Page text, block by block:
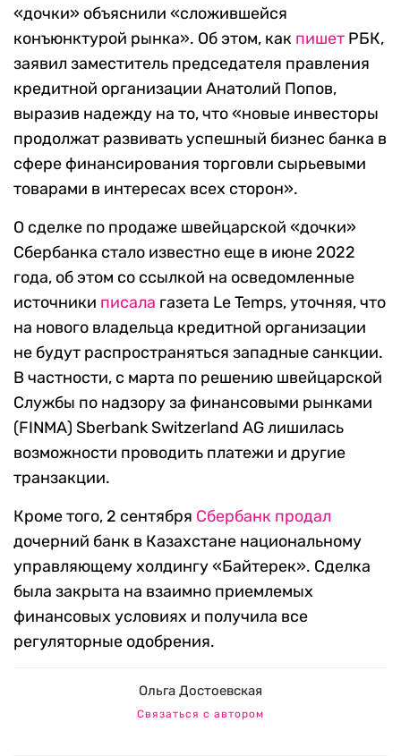
«дочки» объяснили «сложившейся
конъюнктурой рынка». Об этом, как пишет РБК,
заявил заместитель председателя правления
кредитной организации Анатолий Попов,
выразив надежду на то, что «новые инвесторы
продолжат развивать успешный бизнес банка в
сфере финансирования торговли сырьевыми
товарами в интересах всех сторон».
О сделке по продаже швейцарской «дочки»
Сбербанка стало известно еще в июне 2022
года, об этом со ссылкой на осведомленные
источники писала газета Le Temps, уточняя, что
на нового владельца кредитной организации
не будут распространяться западные санкции.
В частности, с марта по решению швейцарской
Службы по надзору за финансовыми рынками
(FINMA) Sberbank Switzerland AG лишилась
возможности проводить платежи и другие
транзакции.
Кроме того, 2 сентября Сбербанк продал
дочерний банк в Казахстане национальному
управляющему холдингу «Байтерек». Сделка
была закрыта на взаимно приемлемых
финансовых условиях и получила все
регуляторные одобрения.
Ольга Достоевская
Связаться с автором